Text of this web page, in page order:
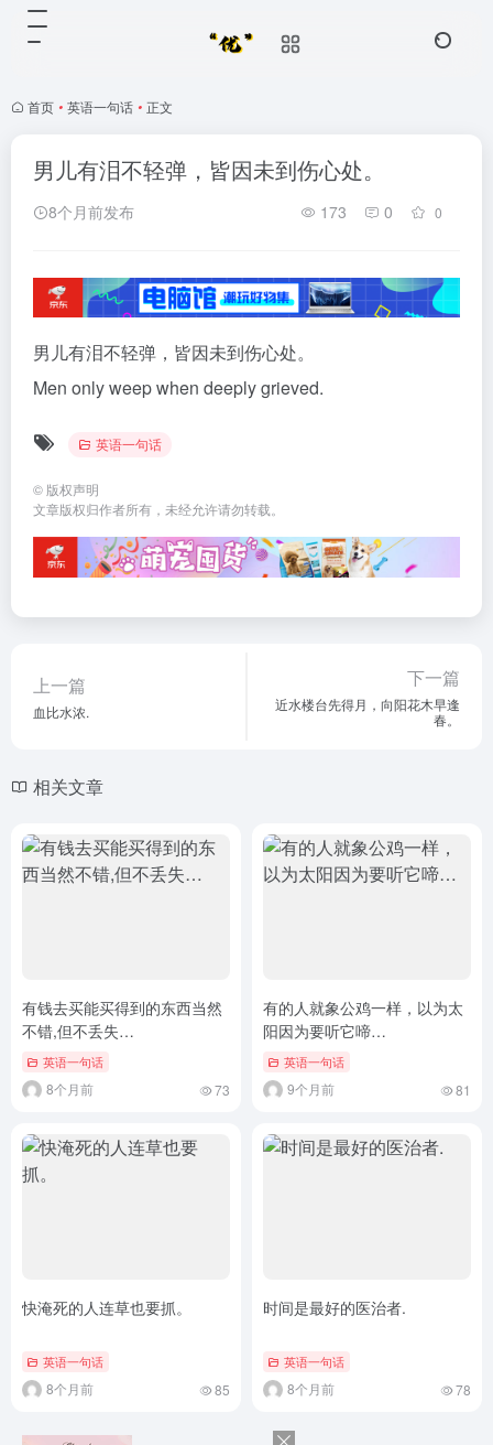
首页 • 英语一句话 • 正文
男儿有泪不轻弹，皆因未到伤心处。
8个月前发布 173 0 0
男儿有泪不轻弹，皆因未到伤心处。
Men only weep when deeply grieved.
英语一句话
© 版权声明
文章版权归作者所有，未经允许请勿转载。
上一篇
血比水浓.
下一篇
近水楼台先得月，向阳花木早逢
春。
相关文章
有钱去买能买得到的东西当然
不错,但不丢失…
英语一句话
8个月前 73
有的人就象公鸡一样，以为太
阳因为要听它啼…
英语一句话
9个月前 81
快淹死的人连草也要抓。
英语一句话
8个月前 85
时间是最好的医治者.
英语一句话
8个月前 78